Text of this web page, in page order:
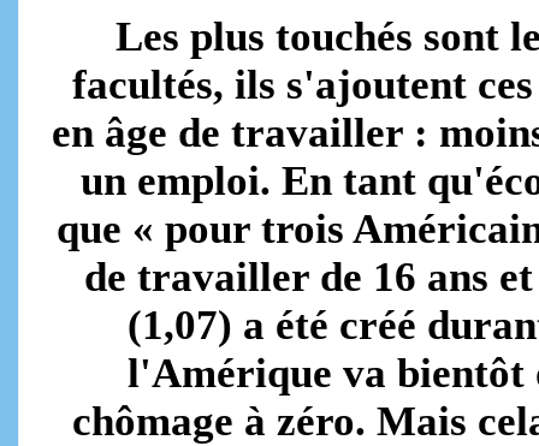
Les plus touchés sont
facultés, ils s'ajoutent
en âge de travailler :
un emploi. En tant
que « pour trois
de travailler de 16 ans
(1,07) a été créé
l'Amérique va bientôt
chômage à zéro. Mais